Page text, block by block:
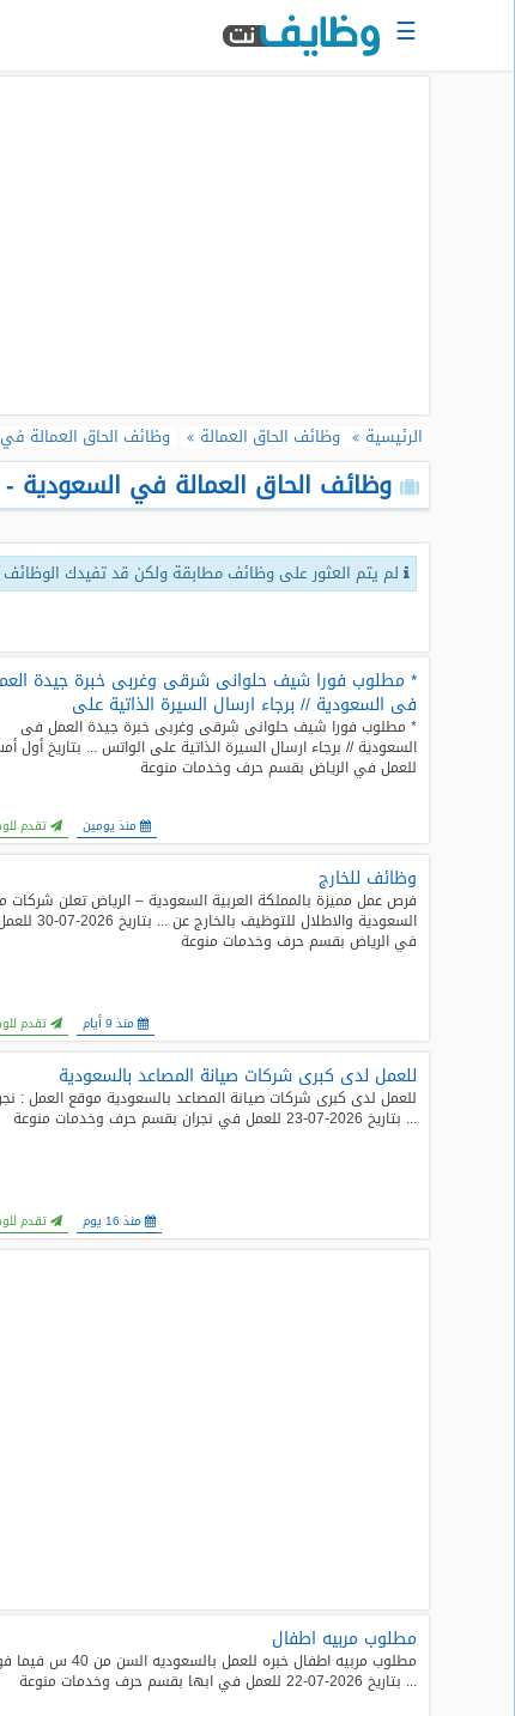
الوظائف
حكومية
المدونة
☰
الرئيسية وظائف الحاق العمالة وظائف الحاق العمالة
وظائف الحاق العمالة في السعودية -
لم يتم العثور على وظائف مطابقة ولكن قد تفيدك الوظائف
* مطلوب فورا شيف حلوانى شرقى وغربى خبرة جيدة
فى السعودية // برجاء ارسال السيرة الذاتية على
* مطلوب فورا شيف حلوانى شرقى وغربى خبرة جيدة العمل فى
السعودية // برجاء ارسال السيرة الذاتية على الواتس ... بتاريخ أول
للعمل في الرياض بقسم حرف وخدمات منوعة
منذ يومين تقدم
وظائف للخارج
فرص عمل مميزة بالمملكة العربية السعودية – الرياض تعلن شركات
السعودية والاطلال للتوظيف بالخارج عن ... بتاريخ
في الرياض بقسم حرف وخدمات منوعة
منذ 9 أيام تقدم
للعمل لدى كبرى شركات صيانة المصاعد بالسعودية
للعمل لدى كبرى شركات صيانة المصاعد بالسعودية موقع العمل :
... بتاريخ 2026-07-23 للعمل في نجران بقسم حرف وخدمات منوعة
منذ 16 يوم تقدم
مطلوب مربيه اطفال
مطلوب مربيه اطفال خبره للعمل بالسعوديه
... بتاريخ 2026-07-22 للعمل في ابها بقسم حرف وخدمات منوعة